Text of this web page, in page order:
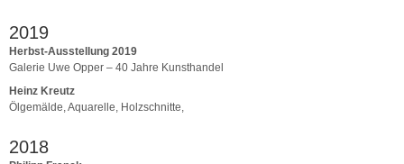
2019
Herbst-Ausstellung 2019
Galerie Uwe Opper – 40 Jahre Kunsthandel
Heinz Kreutz
Ölgemälde, Aquarelle, Holzschnitte,
2018